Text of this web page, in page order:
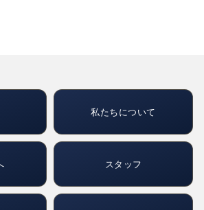
私たちについて
スタッフ